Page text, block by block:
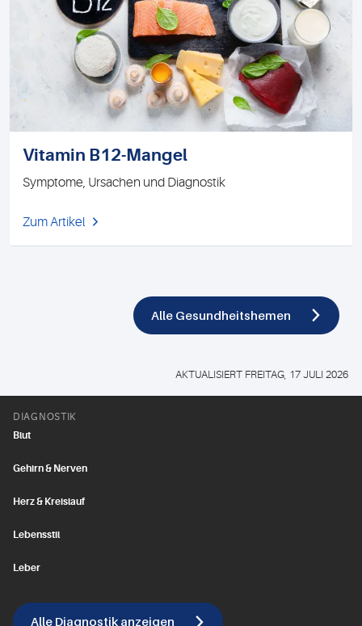
Vitamin B12-Mangel
Symptome, Ursachen und Diagnostik
Zum Artikel
Alle Gesundheitshemen
AKTUALISIERT FREITAG, 17 JULI 2026
DIAGNOSTIK
Blut
Gehirn & Nerven
Herz & Kreislauf
Lebensstil
Leber
Alle Diagnostik anzeigen